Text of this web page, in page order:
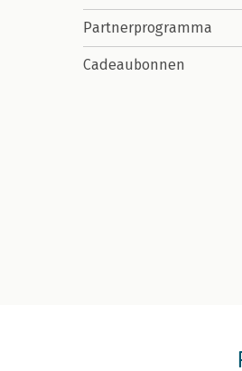
Partnerprogramma
Cadeaubonnen